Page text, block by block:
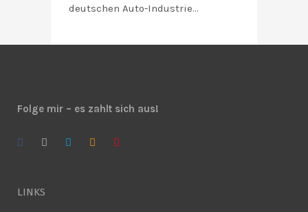
deutschen Auto-Industrie…
Folge mir – es zahlt sich aus!
LINKS